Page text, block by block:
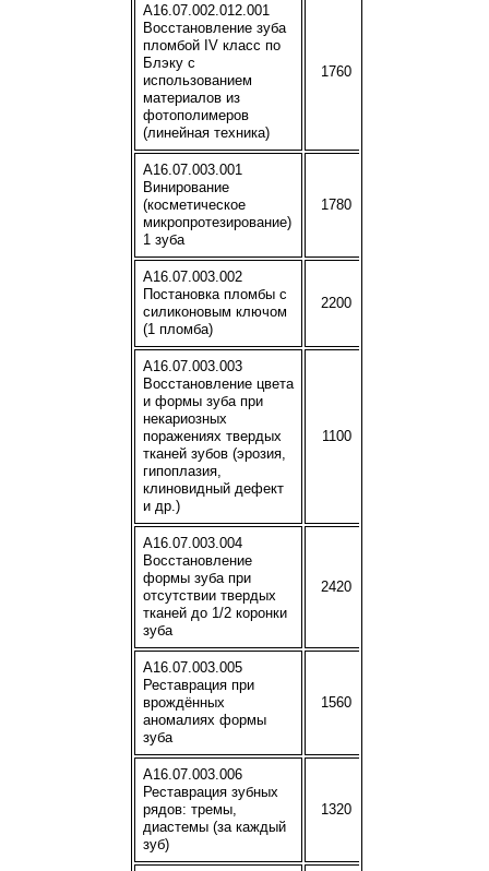
A16.07.002.012.001
Восстановление зуба
пломбой IV класс по
Блэку с
использованием
материалов из
фотополимеров
(линейная техника)
1760
A16.07.003.001
Винирование
(косметическое
микропротезирование)
1 зуба
1780
A16.07.003.002
Постановка пломбы с
силиконовым ключом
(1 пломба)
2200
A16.07.003.003
Восстановление цвета
и формы зуба при
некариозных
поражениях твердых
тканей зубов (эрозия,
гипоплазия,
клиновидный дефект
и др.)
1100
A16.07.003.004
Восстановление
формы зуба при
отсутствии твердых
тканей до 1/2 коронки
зуба
2420
A16.07.003.005
Реставрация при
врождённых
аномалиях формы
зуба
1560
A16.07.003.006
Реставрация зубных
рядов: тремы,
диастемы (за каждый
зуб)
1320